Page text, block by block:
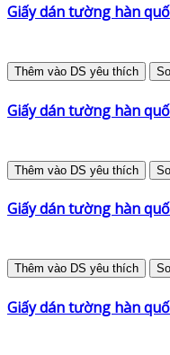
Giấy dán tường hàn
Thêm vào DS yêu thích
Giấy dán tường hàn
Thêm vào DS yêu thích
Giấy dán tường hàn
Thêm vào DS yêu thích
Giấy dán tường hàn